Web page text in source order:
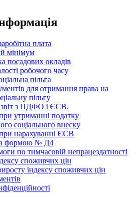
плата
мінімум
посадових окладів
робочого часу
пільга
для отримання права на
пільгу
з ПДФО і ЄСВ.
утриманні податку
соціального внеску
нарахуванні ЄСВ
формою № Д4
по тимчасовій непрацездатності
споживчих цін
індексу споживчих цін